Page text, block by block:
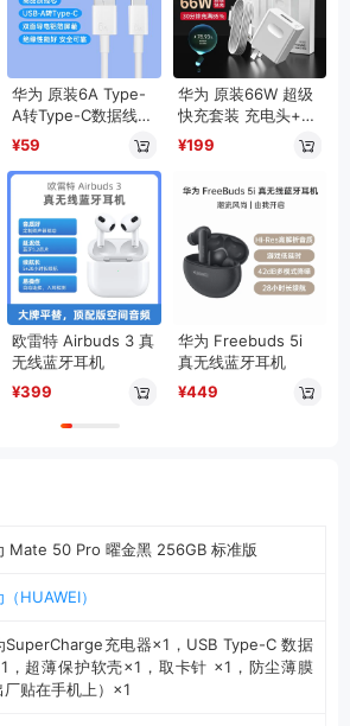
华为 原装6A Type-
A转Type-C数据线1
m CC790
¥59
华为 原装66W 超级
快充套装 充电头+Ty
pe-C数据线1m 适配
¥199
欧雷特 Airbuds 3 真
无线蓝牙耳机
¥399
华为 Freebuds 5i
真无线蓝牙耳机
¥449
Mate 50 Pro 曜金黑 256GB 标准版
HUAWEI）
SuperCharge充电器×1，USB Type-C 数据
，超薄保护软壳×1，取卡针 ×1，防尘薄膜
厂贴在手机上）×1